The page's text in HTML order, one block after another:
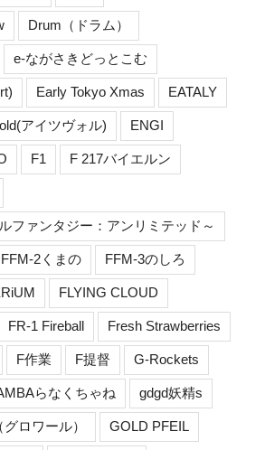
Drum（ドラム）
e-ながさきどっとこむ
Early Tokyo Xmas EATALY
アイツヴォル) ENGI
F1 F 217バイエルン
ファンタジー：アンリミテッド～
FFM-2くまの FFM-3のしろ
FLYING CLOUD
FR-1 Fireball Fresh Strawberries
F作業 F提督 G-Rockets
らなくちゃね gdgd妖精s
ロワール） GOLD PFEIL